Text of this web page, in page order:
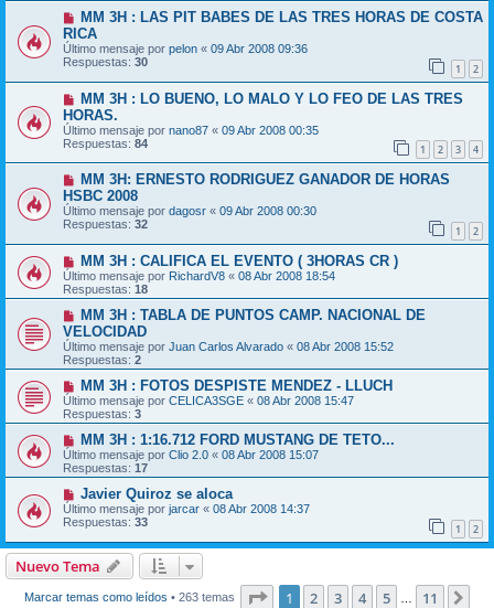
MM 3H : LAS PIT BABES DE LAS TRES HORAS DE COSTA
RICA
Último mensaje por pelon « 09 Abr 2008 09:36
Respuestas: 30 1 2
MM 3H : LO BUENO, LO MALO Y LO FEO DE LAS TRES
HORAS.
Último mensaje por nano87 « 09 Abr 2008 00:35
Respuestas: 84 1 2 3 4
MM 3H: ERNESTO RODRIGUEZ GANADOR DE HORAS
HSBC 2008
Último mensaje por dagosr « 09 Abr 2008 00:30
Respuestas: 32 1 2
MM 3H : CALIFICA EL EVENTO ( 3HORAS CR )
Último mensaje por RichardV8 « 08 Abr 2008 18:54
Respuestas: 18
MM 3H : TABLA DE PUNTOS CAMP. NACIONAL DE
VELOCIDAD
Último mensaje por Juan Carlos Alvarado « 08 Abr 2008 15:52
Respuestas: 2
MM 3H : FOTOS DESPISTE MENDEZ - LLUCH
Último mensaje por CELICA3SGE « 08 Abr 2008 15:47
Respuestas: 3
MM 3H : 1:16.712 FORD MUSTANG DE TETO...
Último mensaje por Clio 2.0 « 08 Abr 2008 15:07
Respuestas: 17
Javier Quiroz se aloca
Último mensaje por jarcar « 08 Abr 2008 14:37
Respuestas: 33 1 2
Nuevo Tema
Marcar temas como leídos • 263 temas Página de 11
1 2 3 4 5 11